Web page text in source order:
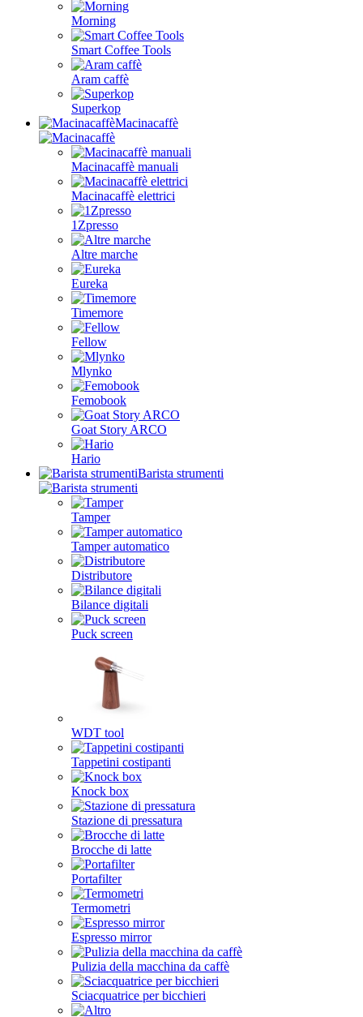
Morning
Smart Coffee Tools
Aram caffè
Superkop
Macinacaffè
Macinacaffè manuali
Macinacaffè elettrici
1Zpresso
Altre marche
Eureka
Timemore
Fellow
Mlynko
Femobook
Goat Story ARCO
Hario
Barista strumenti
Tamper
Tamper automatico
Distributore
Bilance digitali
Puck screen
WDT tool
Tappetini costipanti
Knock box
Stazione di pressatura
Brocche di latte
Portafilter
Termometri
Espresso mirror
Pulizia della macchina da caffè
Sciacquatrice per bicchieri